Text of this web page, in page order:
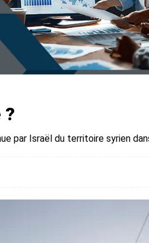
?
par Israël du territoire syrien